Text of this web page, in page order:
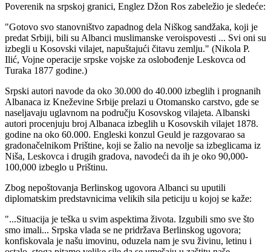
Poverenik na srpskoj granici, Englez Džon Ros zabeležio je sledeće:
"Gotovo svo stanovništvo zapadnog dela Niškog sandžaka, koji je
predat Srbiji, bili su Albanci muslimanske veroispovesti ... Svi oni su
izbegli u Kosovski vilajet, napuštajući čitavu zemlju." (Nikola P.
Ilić, Vojne operacije srpske vojske za oslobođenje Leskovca od
Turaka 1877 godine.)
Srpski autori navode da oko 30.000 do 40.000 izbeglih i prognanih
Albanaca iz Kneževine Srbije prelazi u Otomansko carstvo, gde se
naseljavaju uglavnom na području Kosovskog vilajeta. Albanski
autori procenjuju broj Albanaca izbeglih u Kosovskih vilajet 1878.
godine na oko 60.000. Engleski konzul Geuld je razgovarao sa
gradonačelnikom Prištine, koji se žalio na nevolje sa izbeglicama iz
Niša, Leskovca i drugih gradova, navodeći da ih je oko 90,000-
100,000 izbeglo u Prištinu.
Zbog nepoštovanja Berlinskog ugovora Albanci su uputili
diplomatskim predstavnicima velikih sila peticiju u kojoj se kaže:
"...Situacija je teška u svim aspektima života. Izgubili smo sve što
smo imali... Srpska vlada se ne pridržava Berlinskog ugovora;
konfiskovala je našu imovinu, oduzela nam je svu živinu, letinu i